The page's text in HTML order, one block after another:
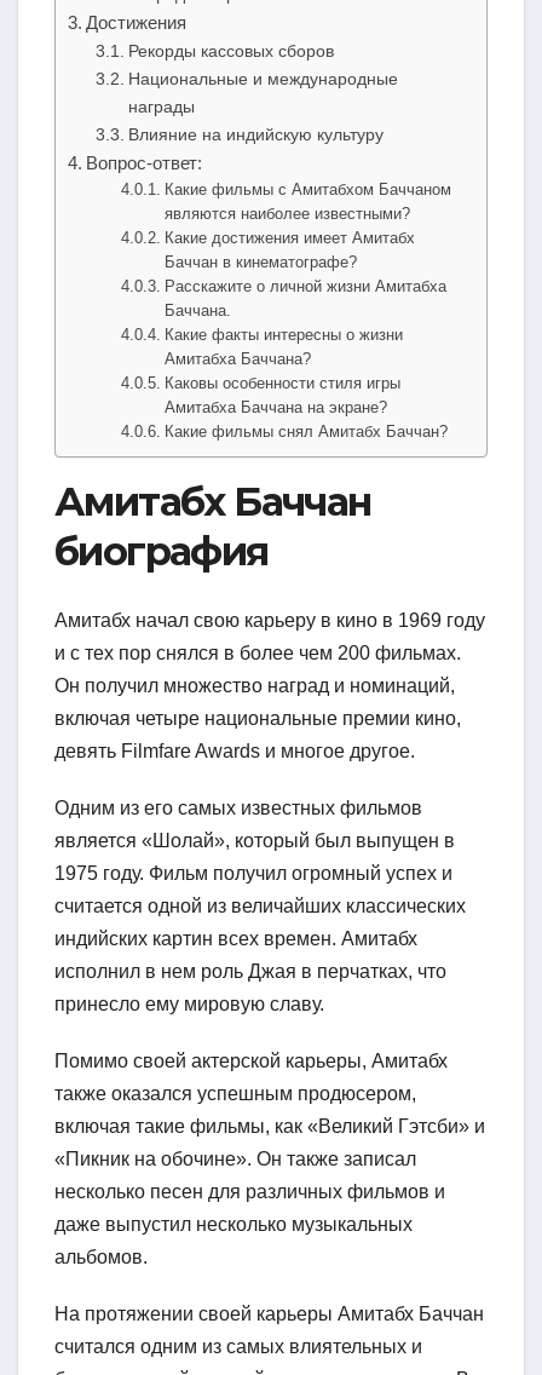
Достижения
Рекорды кассовых сборов
Национальные и международные
награды
Влияние на индийскую культуру
Вопрос-ответ:
Какие фильмы с Амитабхом Баччаном
являются наиболее известными?
Какие достижения имеет Амитабх
Баччан в кинематографе?
Расскажите о личной жизни Амитабха
Баччана.
Какие факты интересны о жизни
Амитабха Баччана?
Каковы особенности стиля игры
Амитабха Баччана на экране?
Какие фильмы снял Амитабх Баччан?
Амитабх Баччан
биография
Амитабх начал свою карьеру в кино в 1969 году
и с тех пор снялся в более чем 200 фильмах.
Он получил множество наград и номинаций,
включая четыре национальные премии кино,
девять Filmfare Awards и многое другое.
Одним из его самых известных фильмов
является «Шолай», который был выпущен в
1975 году. Фильм получил огромный успех и
считается одной из величайших классических
индийских картин всех времен. Амитабх
исполнил в нем роль Джая в перчатках, что
принесло ему мировую славу.
Помимо своей актерской карьеры, Амитабх
также оказался успешным продюсером,
включая такие фильмы, как «Великий Гэтсби» и
«Пикник на обочине». Он также записал
несколько песен для различных фильмов и
даже выпустил несколько музыкальных
альбомов.
На протяжении своей карьеры Амитабх Баччан
считался одним из самых влиятельных и